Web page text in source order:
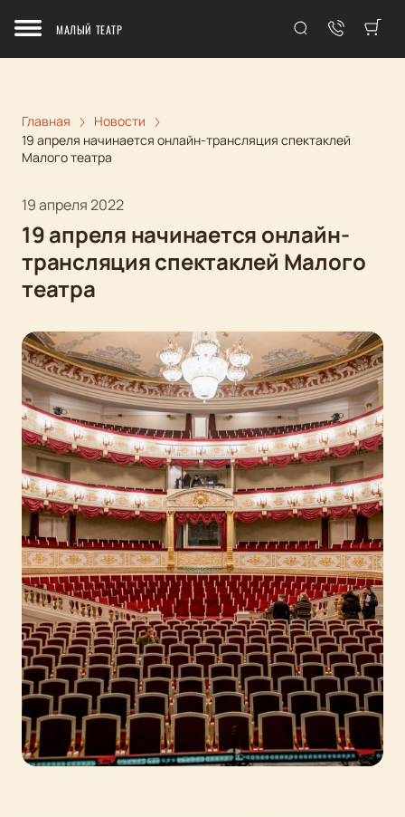
МАЛЫЙ ТЕАТР
Главная
Новости
19 апреля начинается онлайн-трансляция спектаклей
Малого театра
19 апреля 2022
19 апреля начинается онлайн-
трансляция спектаклей Малого
театра